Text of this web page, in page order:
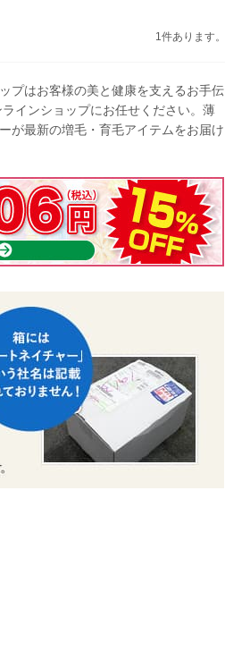
1件あります。
プはお客様の美と健康を支えるお手伝
インショップにお任せください。薄
が最新の増毛・育毛アイテムをお届け